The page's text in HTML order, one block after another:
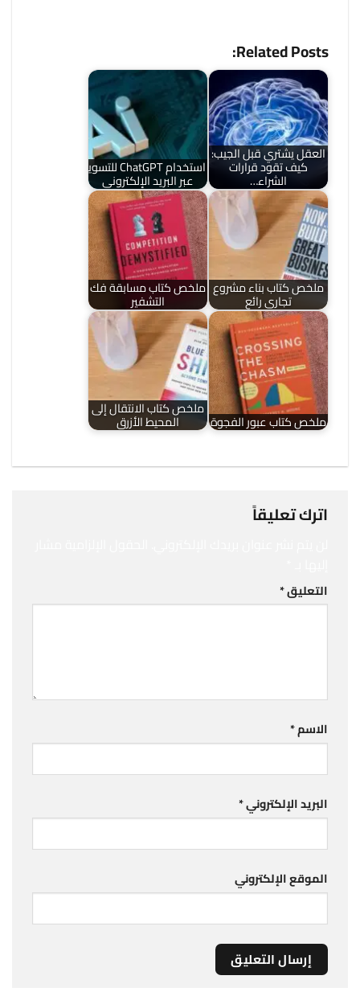
Related Posts:
العقل يشتري قبل الجيب:
كيف تقود قرارات
الشراء…
استخدام ChatGPT للتسويق
عبر البريد الإلكتروني
ملخص كتاب بناء مشروع
تجاري رائع
ملخص كتاب مسابقة فك
التشفير
ملخص كتاب عبور الفجوة
ملخص كتاب الانتقال إلى
المحيط الأزرق
اترك تعليقاً
التعليق*
الاسم*
البريد الإلكتروني*
الموقع الإلكتروني